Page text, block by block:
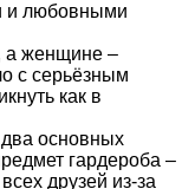
и любовными
а женщине –
с серьёзным
как в
основных
гардероба –
друзей из-за